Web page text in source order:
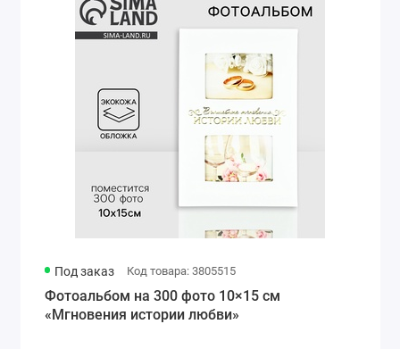
Под заказ Код товара: 3805515
Фотоальбом на 300 фото 10×15 см
«Мгновения истории любви»